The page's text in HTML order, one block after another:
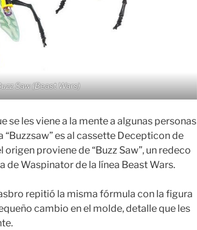
Saw (Beast Wars)
se les viene a la mente a algunas personas
es al cassette Decepticon de
origen proviene de “Buzz Saw”, un redeco
de Waspinator de la línea Beast Wars.
repitió la misma fórmula con la figura
cambio en el molde, detalle que les